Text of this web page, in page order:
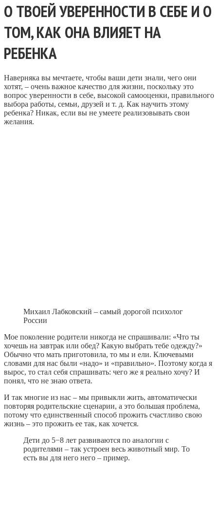
О ТВОЕЙ УВЕРЕННОСТИ В СЕБЕ И О
ТОМ, КАК ОНА ВЛИЯЕТ НА
РЕБЕНКА
Наверняка вы мечтаете, чтобы ваши дети знали, чего они
хотят, – очень важное качество для жизни, поскольку это
вопрос уверенности в себе, высокой самооценки, правильного
выбора работы, семьи, друзей и т. д. Как научить этому
ребенка? Никак, если вы не умеете реализовывать свои
желания.
Михаил Лабковский – самый дорогой психолог
России
Мое поколение родители никогда не спрашивали: «Что ты
хочешь на завтрак или обед? Какую выбрать тебе одежду?»
Обычно что мать приготовила, то мы и ели. Ключевыми
словами для нас были «надо» и «правильно». Поэтому когда я
вырос, то стал себя спрашивать: чего же я реально хочу? И
понял, что не знаю ответа.
И так многие из нас – мы привыкли жить, автоматически
повторяя родительские сценарии, а это большая проблема,
потому что единственный способ прожить счастливо свою
жизнь – это прожить ее так, как хочется.
Дети до 5−8 лет развиваются по аналогии с
родителями – так устроен весь животный мир. То
есть вы для него него – пример.